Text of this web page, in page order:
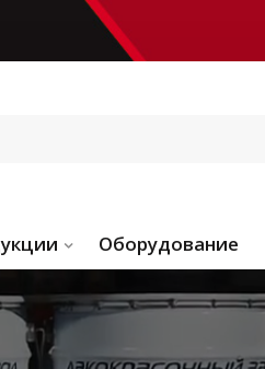
Оборудование